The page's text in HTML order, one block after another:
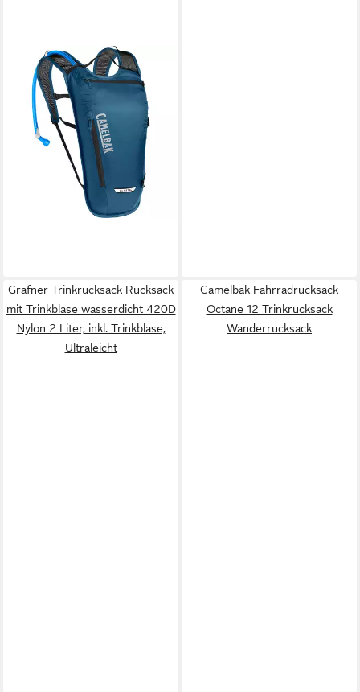
CAMELBAK
Fahrradrucksack Classic Light
Trinkrucksack Bikerucksack
Walking
86,79 €
leider ausverkauft
Grafner Trinkrucksack Rucksack
mit Trinkblase wasserdicht 420D
Nylon 2 Liter, inkl. Trinkblase,
Ultraleicht
Camelbak Fahrradrucksack
Octane 12 Trinkrucksack
Wanderrucksack